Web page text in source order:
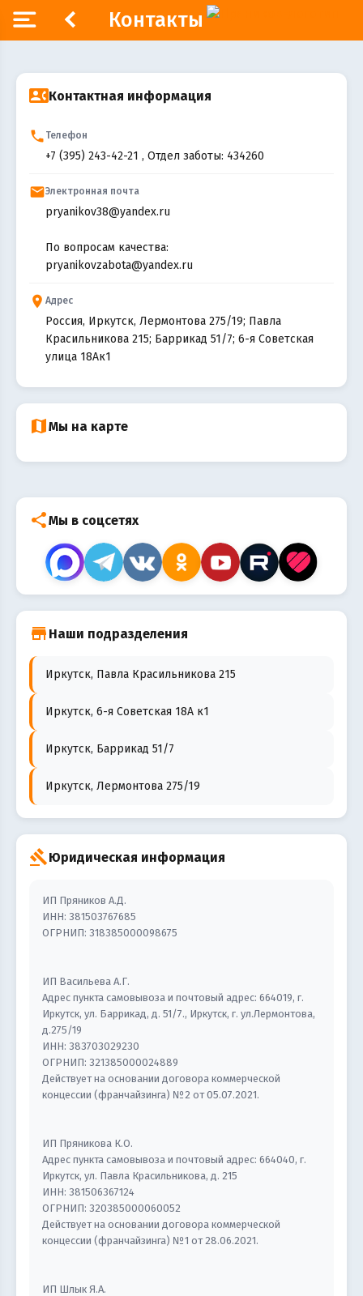
Контакты
contact_phoneКонтактная информация
phone Телефон
+7 (395) 243-42-21 , Отдел заботы: 434260
emailЭлектронная почта
pryanikov38@yandex.ru
По вопросам качества:
pryanikovzabota@yandex.ru
place Адрес
Россия, Иркутск, Лермонтова 275/19; Павла
Красильникова 215; Баррикад 51/7; 6-я Советская
улица 18Ак1
mapМы на карте
shareМы в соцсетях
store Наши подразделения
Иркутск, Павла Красильникова 215
Иркутск, 6-я Советская 18А к1
Иркутск, Баррикад 51/7
Иркутск, Лермонтова 275/19
gavelЮридическая информация
ИП Пряников А.Д.
ИНН: 381503767685
ОГРНИП: 318385000098675
ИП Васильева А.Г.
Адрес пункта самовывоза и почтовый адрес: 664019, г.
Иркутск, ул. Баррикад, д. 51/7., Иркутск, г. ул.Лермонтова,
д.275/19
ИНН: 383703029230
ОГРНИП: 321385000024889
Действует на основании договора коммерческой
концессии (франчайзинга) №2 от 05.07.2021.
ИП Пряникова К.О.
Адрес пункта самовывоза и почтовый адрес: 664040, г.
Иркутск, ул. Павла Красильникова, д. 215
ИНН: 381506367124
ОГРНИП: 320385000060052
Действует на основании договора коммерческой
концессии (франчайзинга) №1 от 28.06.2021.
ИП Шлык Я.А.